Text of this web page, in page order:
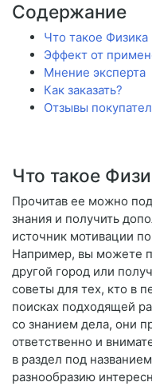
Содержание
Что такое Физика
Эффект от
Мнение эксперта
Как заказать?
Отзывы
Что такое
Прочитав ее можно
знания и получить
источник мотивации
Например, вы можете
другой город или
советы для тех, кто в
поисках подходящей
со знанием дела, они
ответственно и
в раздел под
разнообразию